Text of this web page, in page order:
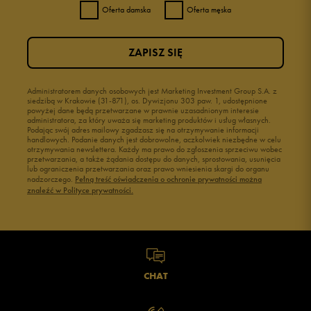
Oferta damska Oferta męska
Administratorem danych osobowych jest Marketing Investment Group S.A. z
siedzibą w Krakowie (31-871), os. Dywizjonu 303 paw. 1, udostępnione
powyżej dane będą przetwarzane w prawnie uzasadnionym interesie
administratora, za który uważa się marketing produktów i usług własnych.
Podając swój adres mailowy zgadzasz się na otrzymywanie informacji
handlowych. Podanie danych jest dobrowolne, aczkolwiek niezbędne w celu
otrzymywania newslettera. Każdy ma prawo do zgłoszenia sprzeciwu wobec
przetwarzania, a także żądania dostępu do danych, sprostowania, usunięcia
lub ograniczenia przetwarzania oraz prawo wniesienia skargi do organu
nadzorczego. Pełną treść oświadczenia o ochronie prywatności można
znaleźć w Polityce prywatności.
ZAPISZ SIĘ
CHAT